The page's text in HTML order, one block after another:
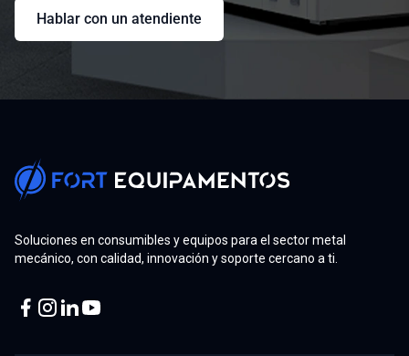
Hablar con un atendiente
Soluciones en consumibles y equipos para el sector metal
mecánico, con calidad, innovación y soporte cercano a ti.